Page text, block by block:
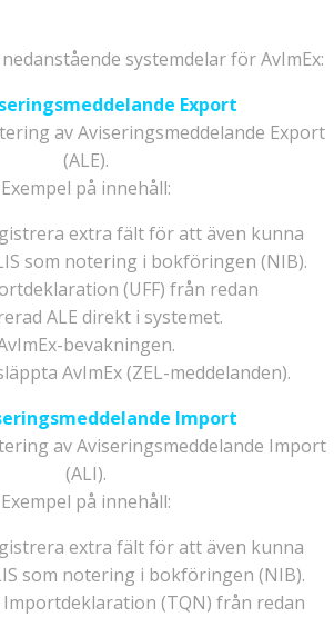
systemdelar för AvImEx:
Export
av Aviseringsmeddelande Export
(ALE).
Exempel på innehåll:
extra fält för att även kunna
som notering i bokföringen (NIB).
(UFF) från redan
ALE direkt i systemet.
bevakningen.
AvImEx (ZEL-meddelanden).
Import
av Aviseringsmeddelande Import
(ALI).
Exempel på innehåll:
extra fält för att även kunna
som notering i bokföringen (NIB).
Importdeklaration (TQN) från redan